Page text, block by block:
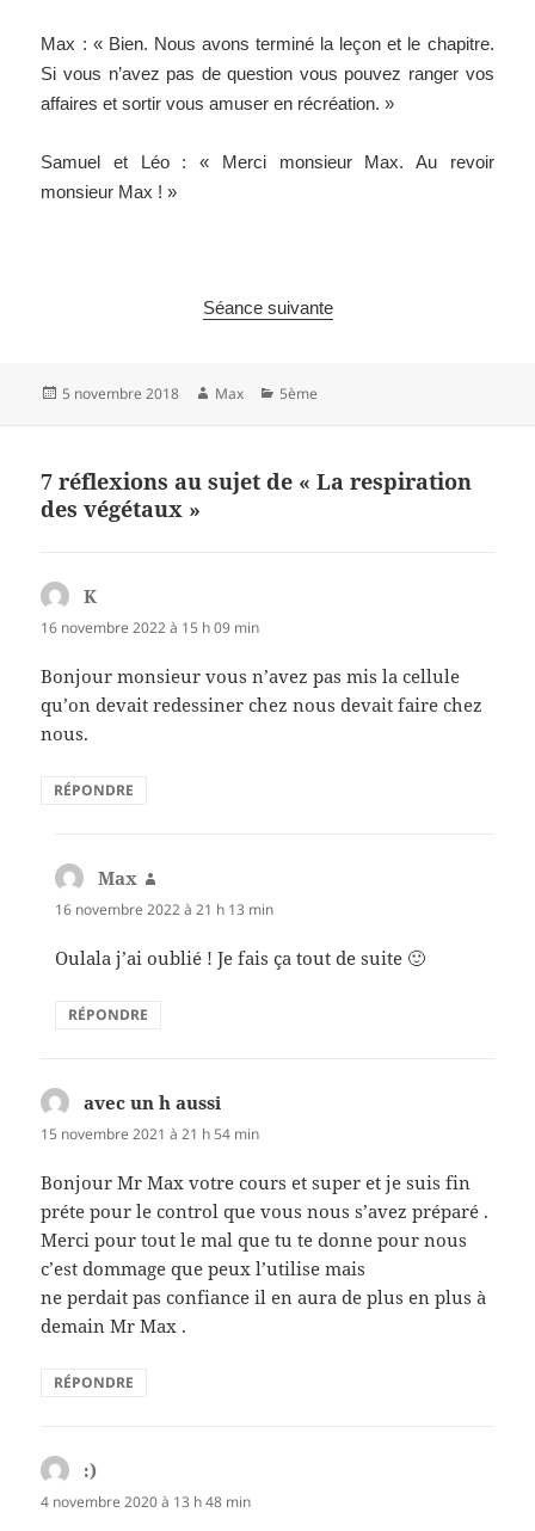
Max : « Bien. Nous avons terminé la leçon et le chapitre.
Si vous n’avez pas de question vous pouvez ranger vos
affaires et sortir vous amuser en récréation. »
Samuel et Léo : « Merci monsieur Max. Au revoir
monsieur Max ! »
Séance suivante
Publié
5 novembre 2018 Auteur
Max Catégories
5ème
7 réflexions au sujet de « La respiration
des végétaux »
K
16 novembre 2022 à 15 h 09 min
Bonjour monsieur vous n’avez pas mis la cellule
qu’on devait redessiner chez nous devait faire chez
nous.
RÉPONDRE
Max
16 novembre 2022 à 21 h 13 min
Oulala j’ai oublié ! Je fais ça tout de suite 🙂
RÉPONDRE
avec un h aussi
15 novembre 2021 à 21 h 54 min
Bonjour Mr Max votre cours et super et je suis fin
préte pour le control que vous nous s’avez préparé .
Merci pour tout le mal que tu te donne pour nous
c’est dommage que peux l’utilise mais
ne perdait pas confiance il en aura de plus en plus à
demain Mr Max .
RÉPONDRE
:)
4 novembre 2020 à 13 h 48 min